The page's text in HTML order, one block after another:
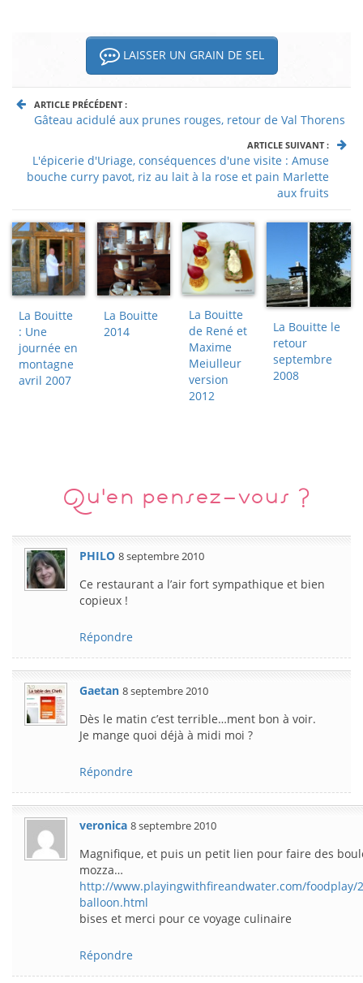
LAISSER UN GRAIN DE SEL
ARTICLE PRÉCÉDENT :
Gâteau acidulé aux prunes rouges, retour de Val Thorens
ARTICLE SUIVANT :
L'épicerie d'Uriage, conséquences d'une visite : Amuse
bouche curry pavot, riz au lait à la rose et pain Marlette
aux fruits
La Bouitte
: Une
journée en
montagne
avril 2007
La Bouitte
2014
La Bouitte
de René et
Maxime
Meiulleur
version
2012
La Bouitte le
retour
septembre
2008
Qu'en pensez-vous ?
PHILO 8 septembre 2010
Ce restaurant a l’air fort sympathique et bien
copieux !
Répondre
Gaetan 8 septembre 2010
Dès le matin c’est terrible…ment bon à voir.
Je mange quoi déjà à midi moi ?
Répondre
veronica 8 septembre 2010
Magnifique, et puis un petit lien pour faire des
mozza…
http://www.playingwithfireandwater.com/foodplay/
balloon.html
bises et merci pour ce voyage culinaire
Répondre